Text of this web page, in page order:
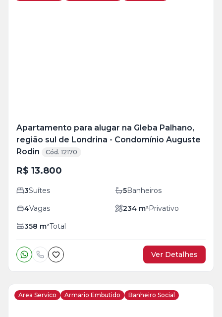
Apartamento para alugar na Gleba Palhano,
região sul de Londrina - Condomínio Auguste
Rodin
Cód. 12170
R$ 13.800
3Suítes 5Banheiros
4Vagas 234 m²Privativo
358 m²Total
Ver Detalhes
Area Servico Armario Embutido Banheiro Social